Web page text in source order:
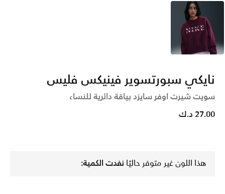
أحمر
نايكي سبورتسوير فينيكس فليس
سويت شيرت اوفر سايزد بياقة دائرية للنساء
27.00 د.ك
هذا اللون غير متوفر حاليًا نفدت الكمية: